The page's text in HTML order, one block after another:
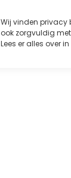
Wij vinden privacy
ook zorgvuldig
Lees er alles over